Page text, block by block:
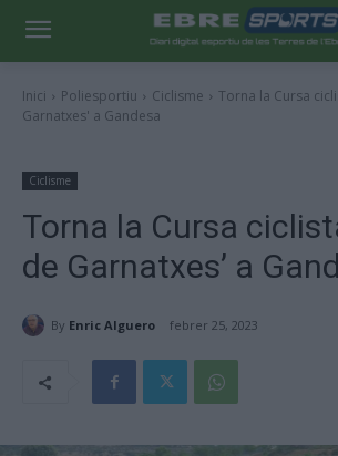
Inici Poliesportiu Ciclisme
Torna la Cursa
Garnatxes' a Gandesa
Ciclisme
Torna la Cursa
de Garnatxes’ a
By Enric Alguero febrer 25, 2023